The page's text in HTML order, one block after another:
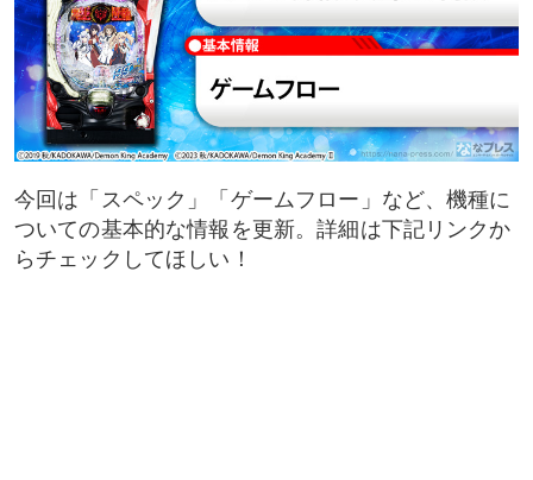
今回は「スペック」「ゲームフロー」など、機種に
ついての基本的な情報を更新。詳細は下記リンクか
らチェックしてほしい！